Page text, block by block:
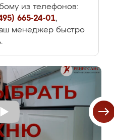
из телефонов:
665-24-01,
менеджер быстро